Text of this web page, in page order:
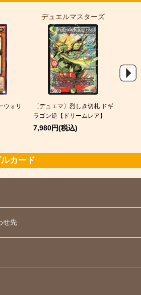
ウォリ
デュエルマスターズ
〔デュエマ〕烈しき切札 ドギ
ラゴン逆【ドリームレア】
7,980円(税込)
カード
せ先